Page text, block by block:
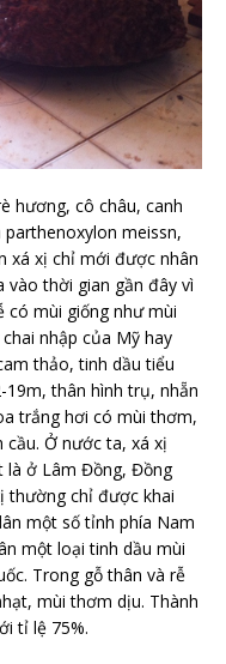
hương, cô châu, canh
meissn,
xá xị chỉ mới được nhân
vào thời gian gần đây vì
có mùi giống như mùi
nhập của Mỹ hay
thảo, tinh dầu tiểu
thân hình trụ, nhẵn
trắng hơi có mùi thơm,
Ở nước ta, xá xị
là ở Lâm Đồng, Đồng
thường chỉ được khai
một số tỉnh phía Nam
một loại tinh dầu mùi
Trong gỗ thân và rễ
mùi thơm dịu. Thành
tỉ lệ 75%.